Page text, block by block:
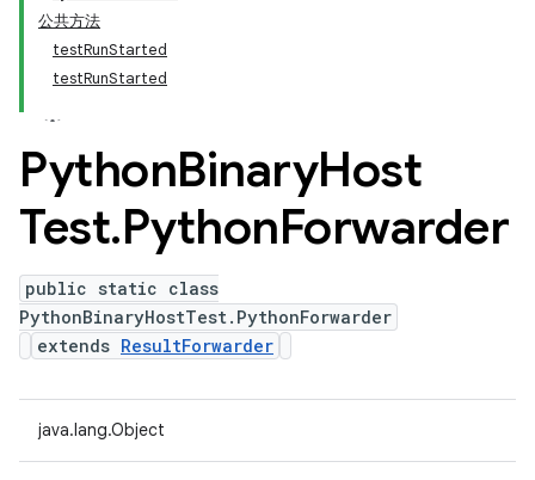
公共方法
testRunStarted
testRunStarted
PythonBinaryHost
Test.PythonForwarder
public static class
PythonBinaryHostTest.PythonForwarder
extends ResultForwarder
java.lang.Object